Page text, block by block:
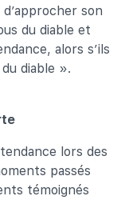
son
du diable et
alors s’ils
diable ».
lors des
passés
témoignés